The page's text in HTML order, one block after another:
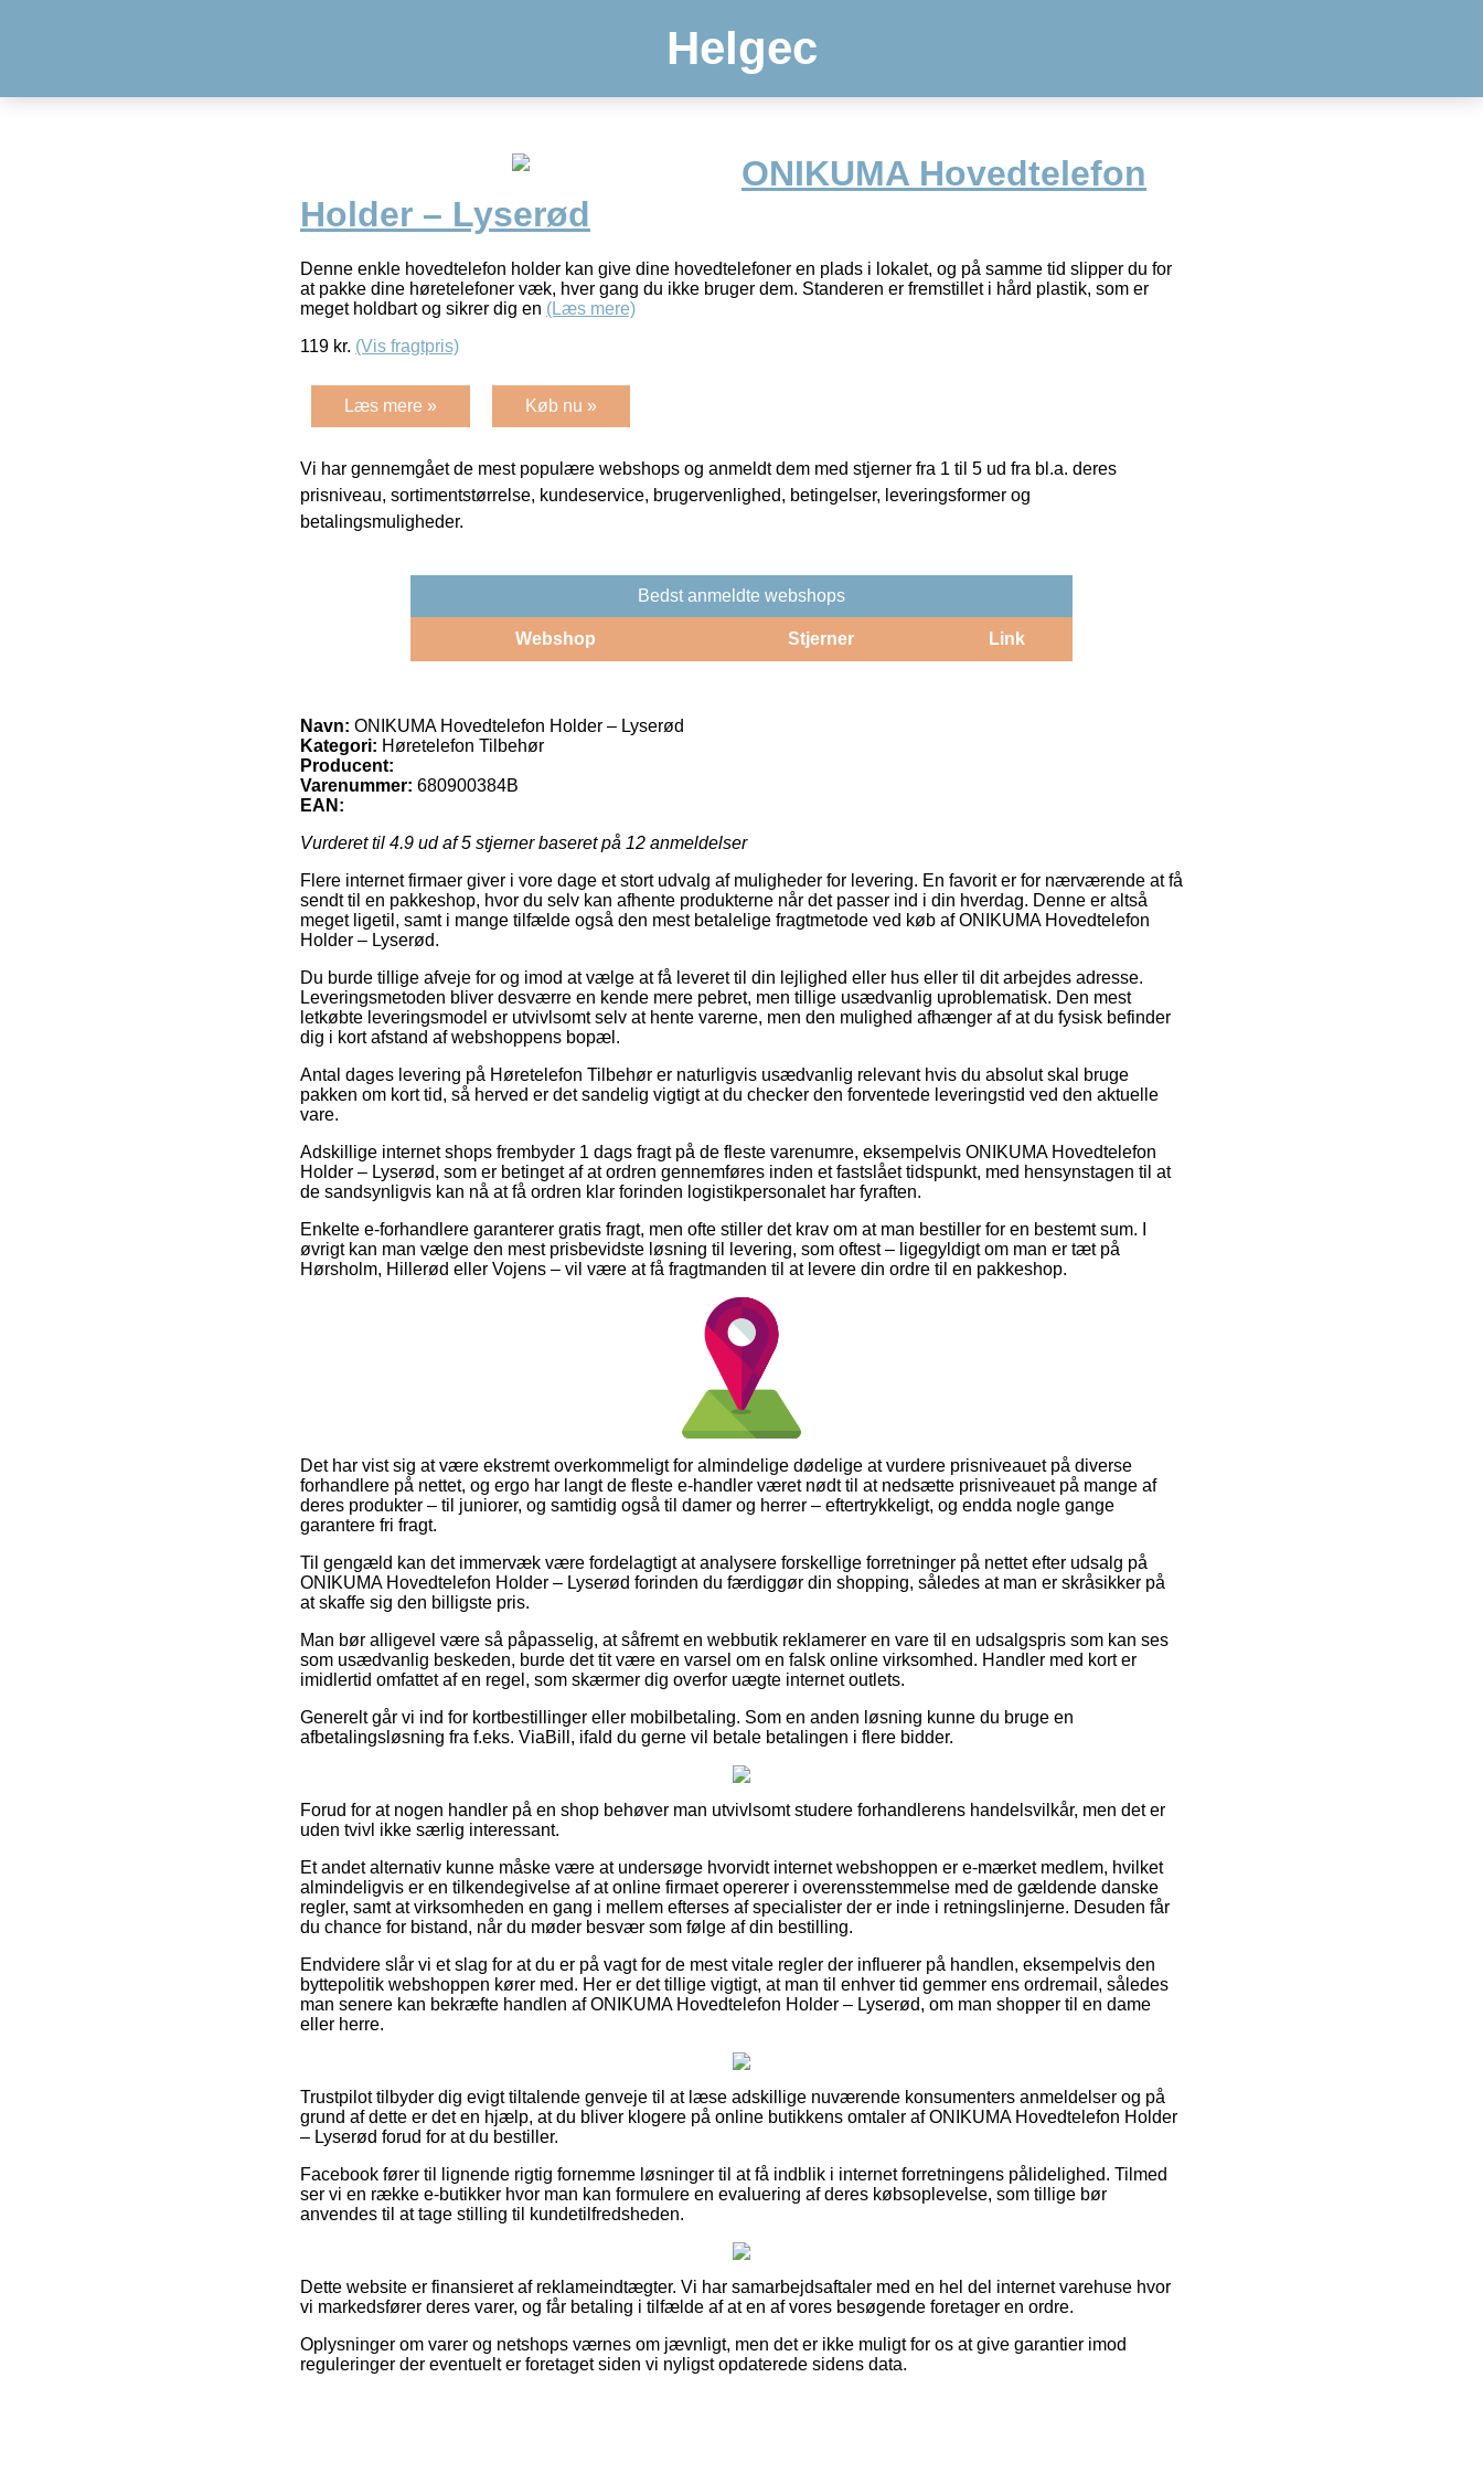
Helgec
ONIKUMA Hovedtelefon
Holder – Lyserød
Denne enkle hovedtelefon holder kan give dine hovedtelefoner en plads i lokalet, og på samme tid slipper du for
at pakke dine høretelefoner væk, hver gang du ikke bruger dem. Standeren er fremstillet i hård plastik, som er
meget holdbart og sikrer dig en (Læs mere)
119 kr. (Vis fragtpris)
Læs mere » Køb nu »
Vi har gennemgået de mest populære webshops og anmeldt dem med stjerner fra 1 til 5 ud fra bl.a. deres
prisniveau, sortimentstørrelse, kundeservice, brugervenlighed, betingelser, leveringsformer og
betalingsmuligheder.
Bedst anmeldte webshops
Webshop Stjerner Link
Navn: ONIKUMA Hovedtelefon Holder – Lyserød
Kategori: Høretelefon Tilbehør
Producent:
Varenummer: 680900384B
EAN:
Vurderet til 4.9 ud af 5 stjerner baseret på 12 anmeldelser
Flere internet firmaer giver i vore dage et stort udvalg af muligheder for levering. En favorit er for nærværende at få
sendt til en pakkeshop, hvor du selv kan afhente produkterne når det passer ind i din hverdag. Denne er altså
meget ligetil, samt i mange tilfælde også den mest betalelige fragtmetode ved køb af ONIKUMA Hovedtelefon
Holder – Lyserød.
Du burde tillige afveje for og imod at vælge at få leveret til din lejlighed eller hus eller til dit arbejdes adresse.
Leveringsmetoden bliver desværre en kende mere pebret, men tillige usædvanlig uproblematisk. Den mest
letkøbte leveringsmodel er utvivlsomt selv at hente varerne, men den mulighed afhænger af at du fysisk befinder
dig i kort afstand af webshoppens bopæl.
Antal dages levering på Høretelefon Tilbehør er naturligvis usædvanlig relevant hvis du absolut skal bruge
pakken om kort tid, så herved er det sandelig vigtigt at du checker den forventede leveringstid ved den aktuelle
vare.
Adskillige internet shops frembyder 1 dags fragt på de fleste varenumre, eksempelvis ONIKUMA Hovedtelefon
Holder – Lyserød, som er betinget af at ordren gennemføres inden et fastslået tidspunkt, med hensynstagen til at
de sandsynligvis kan nå at få ordren klar forinden logistikpersonalet har fyraften.
Enkelte e-forhandlere garanterer gratis fragt, men ofte stiller det krav om at man bestiller for en bestemt sum. I
øvrigt kan man vælge den mest prisbevidste løsning til levering, som oftest – ligegyldigt om man er tæt på
Hørsholm, Hillerød eller Vojens – vil være at få fragtmanden til at levere din ordre til en pakkeshop.
Det har vist sig at være ekstremt overkommeligt for almindelige dødelige at vurdere prisniveauet på diverse
forhandlere på nettet, og ergo har langt de fleste e-handler været nødt til at nedsætte prisniveauet på mange af
deres produkter – til juniorer, og samtidig også til damer og herrer – eftertrykkeligt, og endda nogle gange
garantere fri fragt.
Til gengæld kan det immervæk være fordelagtigt at analysere forskellige forretninger på nettet efter udsalg på
ONIKUMA Hovedtelefon Holder – Lyserød forinden du færdiggør din shopping, således at man er skråsikker på
at skaffe sig den billigste pris.
Man bør alligevel være så påpasselig, at såfremt en webbutik reklamerer en vare til en udsalgspris som kan ses
som usædvanlig beskeden, burde det tit være en varsel om en falsk online virksomhed. Handler med kort er
imidlertid omfattet af en regel, som skærmer dig overfor uægte internet outlets.
Generelt går vi ind for kortbestillinger eller mobilbetaling. Som en anden løsning kunne du bruge en
afbetalingsløsning fra f.eks. ViaBill, ifald du gerne vil betale betalingen i flere bidder.
Forud for at nogen handler på en shop behøver man utvivlsomt studere forhandlerens handelsvilkår, men det er
uden tvivl ikke særlig interessant.
Et andet alternativ kunne måske være at undersøge hvorvidt internet webshoppen er e-mærket medlem, hvilket
almindeligvis er en tilkendegivelse af at online firmaet opererer i overensstemmelse med de gældende danske
regler, samt at virksomheden en gang i mellem efterses af specialister der er inde i retningslinjerne. Desuden får
du chance for bistand, når du møder besvær som følge af din bestilling.
Endvidere slår vi et slag for at du er på vagt for de mest vitale regler der influerer på handlen, eksempelvis den
byttepolitik webshoppen kører med. Her er det tillige vigtigt, at man til enhver tid gemmer ens ordremail, således
man senere kan bekræfte handlen af ONIKUMA Hovedtelefon Holder – Lyserød, om man shopper til en dame
eller herre.
Trustpilot tilbyder dig evigt tiltalende genveje til at læse adskillige nuværende konsumenters anmeldelser og på
grund af dette er det en hjælp, at du bliver klogere på online butikkens omtaler af ONIKUMA Hovedtelefon Holder
– Lyserød forud for at du bestiller.
Facebook fører til lignende rigtig fornemme løsninger til at få indblik i internet forretningens pålidelighed. Tilmed
ser vi en række e-butikker hvor man kan formulere en evaluering af deres købsoplevelse, som tillige bør
anvendes til at tage stilling til kundetilfredsheden.
Dette website er finansieret af reklameindtægter. Vi har samarbejdsaftaler med en hel del internet varehuse hvor
vi markedsfører deres varer, og får betaling i tilfælde af at en af vores besøgende foretager en ordre.
Oplysninger om varer og netshops værnes om jævnligt, men det er ikke muligt for os at give garantier imod
reguleringer der eventuelt er foretaget siden vi nyligst opdaterede sidens data.